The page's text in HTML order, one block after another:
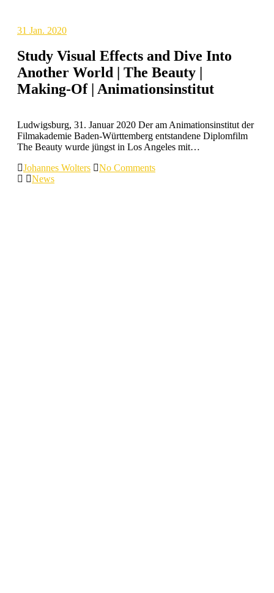
31 Jan. 2020
Study Visual Effects and Dive Into
Another World | The Beauty |
Making-Of | Animationsinstitut
Ludwigsburg, 31. Januar 2020 Der am Animationsinstitut der
Filmakademie Baden-Württemberg entstandene Diplomfilm
The Beauty wurde jüngst in Los Angeles mit…
Johannes Wolters
No Comments
News